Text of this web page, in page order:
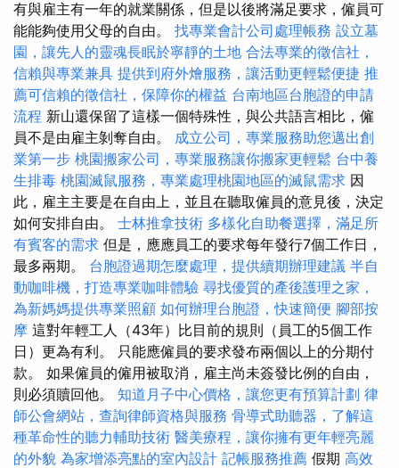
有與雇主有一年的就業關係，但是以後將滿足要求，僱員可
能能夠使用父母的自由。 找專業會計公司處理帳務 設立墓
園，讓先人的靈魂長眠於寧靜的土地 合法專業的徵信社，
信賴與專業兼具 提供到府外燴服務，讓活動更輕鬆便捷 推
薦可信賴的徵信社，保障你的權益 台南地區台胞證的申請
流程 新山還保留了這樣一個特殊性，與公共語言相比，僱
員不是由雇主剝奪自由。 成立公司，專業服務助您邁出創
業第一步 桃園搬家公司，專業服務讓你搬家更輕鬆 台中養
生排毒 桃園滅鼠服務，專業處理桃園地區的滅鼠需求 因
此，雇主主要是在自由上，並且在聽取僱員的意見後，決定
如何安排自由。 士林推拿技術 多樣化自助餐選擇，滿足所
有賓客的需求 但是，應應員工的要求每年發行7個工作日，
最多兩期。 台胞證過期怎麼處理，提供續期辦理建議 半自
動咖啡機，打造專業咖啡體驗 尋找優質的產後護理之家，
為新媽媽提供專業照顧 如何辦理台胞證，快速簡便 腳部按
摩 這對年輕工人（43年）比目前的規則（員工的5個工作
日）更為有利。 只能應僱員的要求發布兩個以上的分期付
款。 如果僱員的僱用被取消，雇主尚未簽發比例的自由，
則必須贖回他。 知道月子中心價格，讓您更有預算計劃 律
師公會網站，查詢律師資格與服務 骨導式助聽器，了解這
種革命性的聽力輔助技術 醫美療程，讓你擁有更年輕亮麗
的外貌 為家增添亮點的室內設計 記帳服務推薦 假期 高效